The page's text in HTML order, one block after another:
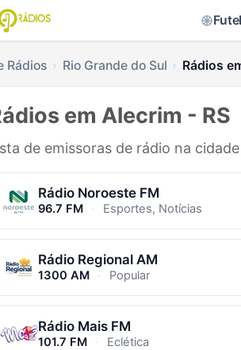
Rádios Rio Grande do Sul Rádios
em Alecrim - RS
de emissoras de rádio na
Rádio Noroeste FM
96.7 FM · Esportes, Notícias
Rádio Regional AM
1300 AM · Popular
Rádio Mais FM
101.7 FM · Eclética